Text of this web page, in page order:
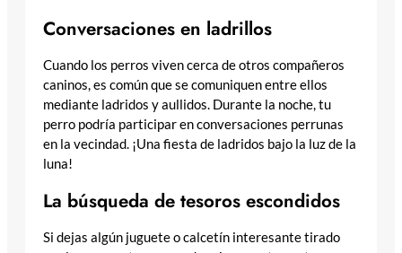
Conversaciones en ladrillos
Cuando los perros viven cerca de otros compañeros
caninos, es común que se comuniquen entre ellos
mediante ladridos y aullidos. Durante la noche, tu
perro podría participar en conversaciones perrunas
en la vecindad. ¡Una fiesta de ladridos bajo la luz de la
luna!
La búsqueda de tesoros escondidos
Si dejas algún juguete o calcetín interesante tirado